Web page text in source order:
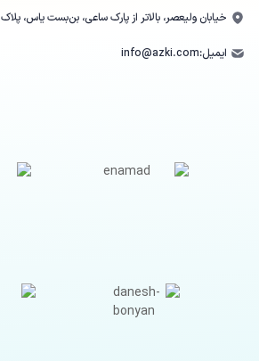
خیابان ولیعصر، بالاتر از پارک ساعی، بن‌بست یاس، پلاک ۱
ایمیل:info@azki.com